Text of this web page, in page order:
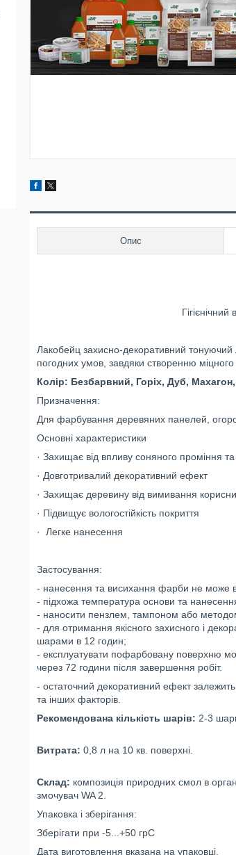
Опис
Лакобейц захисно-декоративний
погодних умов, завдяки створенню міцного
Колір: Безбарвний, Горіх, Дуб,
Призначення:
Для фарбування деревяних панелей,
Основні характеристики
· Захищає від впливу соняного проміння
· Довготривалий декоративний ефект
· Захищає деревину від вимивання
· Підвищує вологостійкість покриття
· Легке нанесення
Застосування:
- нанесення та висихання фарби не може
- підхожа температура основи та
- наносити пензлем, тампоном або
- для отримання якісного захисного і
шарами в 12 годин;
- експлуатувати пофарбовану поверхню
через 72 години після завершення робіт.
- остаточний декоративний ефект залежить
та інших факторів.
Рекомендована кількість шарів: 2-3
Витрата: 0,8 л на 10 кв. поверхні.
Склад: композиція природних смол в
змочувач WA 2.
Упаковка і зберігання:
Зберігати при -5...+50 грС
Дата виготовлення вказана на упаковці.